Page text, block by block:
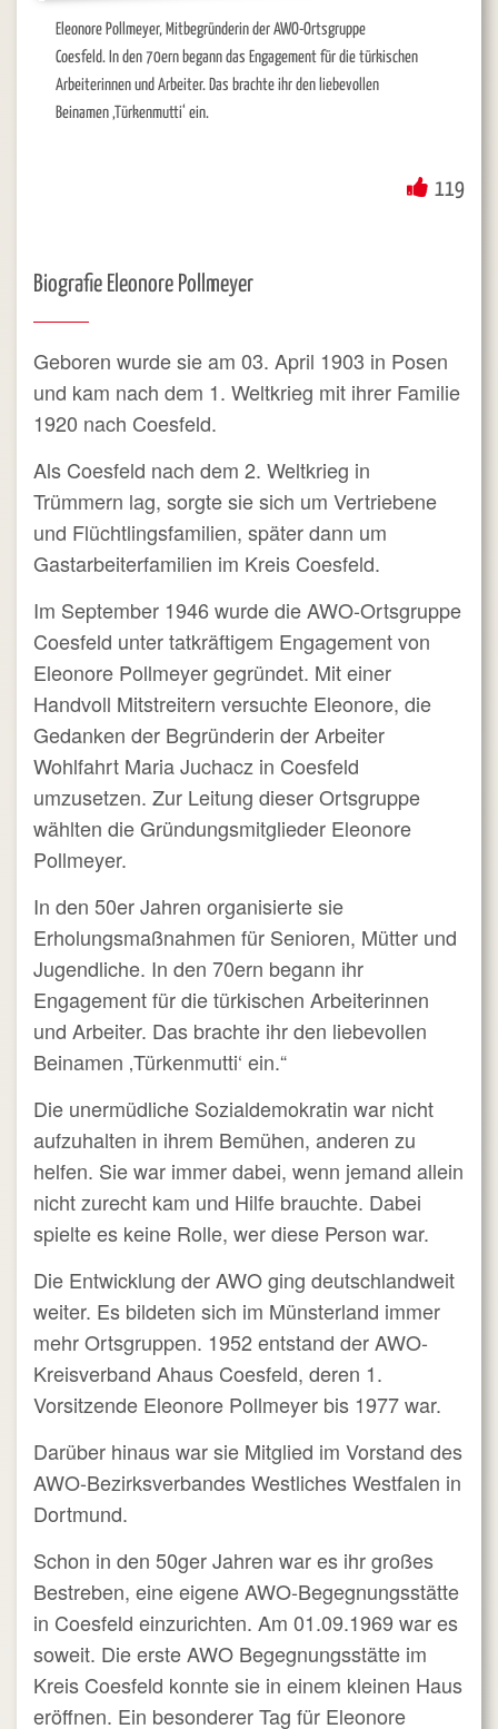
Eleonore Pollmeyer, Mitbegründerin der AWO-Ortsgruppe
Coesfeld. In den 70ern begann das Engagement für die türkischen
Arbeiterinnen und Arbeiter. Das brachte ihr den liebevollen
Beinamen ‚Türkenmutti‘ ein.
119
Biografie Eleonore Pollmeyer
Geboren wurde sie am 03. April 1903 in Posen
und kam nach dem 1. Weltkrieg mit ihrer Familie
1920 nach Coesfeld.
Als Coesfeld nach dem 2. Weltkrieg in
Trümmern lag, sorgte sie sich um Vertriebene
und Flüchtlingsfamilien, später dann um
Gastarbeiterfamilien im Kreis Coesfeld.
Im September 1946 wurde die AWO-Ortsgruppe
Coesfeld unter tatkräftigem Engagement von
Eleonore Pollmeyer gegründet. Mit einer
Handvoll Mitstreitern versuchte Eleonore, die
Gedanken der Begründerin der Arbeiter
Wohlfahrt Maria Juchacz in Coesfeld
umzusetzen. Zur Leitung dieser Ortsgruppe
wählten die Gründungsmitglieder Eleonore
Pollmeyer.
In den 50er Jahren organisierte sie
Erholungsmaßnahmen für Senioren, Mütter und
Jugendliche. In den 70ern begann ihr
Engagement für die türkischen Arbeiterinnen
und Arbeiter. Das brachte ihr den liebevollen
Beinamen ‚Türkenmutti‘ ein.“
Die unermüdliche Sozialdemokratin war nicht
aufzuhalten in ihrem Bemühen, anderen zu
helfen. Sie war immer dabei, wenn jemand allein
nicht zurecht kam und Hilfe brauchte. Dabei
spielte es keine Rolle, wer diese Person war.
Die Entwicklung der AWO ging deutschlandweit
weiter. Es bildeten sich im Münsterland immer
mehr Ortsgruppen. 1952 entstand der AWO-
Kreisverband Ahaus Coesfeld, deren 1.
Vorsitzende Eleonore Pollmeyer bis 1977 war.
Darüber hinaus war sie Mitglied im Vorstand des
AWO-Bezirksverbandes Westliches Westfalen in
Dortmund.
Schon in den 50ger Jahren war es ihr großes
Bestreben, eine eigene AWO-Begegnungsstätte
in Coesfeld einzurichten. Am 01.09.1969 war es
soweit. Die erste AWO Begegnungsstätte im
Kreis Coesfeld konnte sie in einem kleinen Haus
eröffnen. Ein besonderer Tag für Eleonore